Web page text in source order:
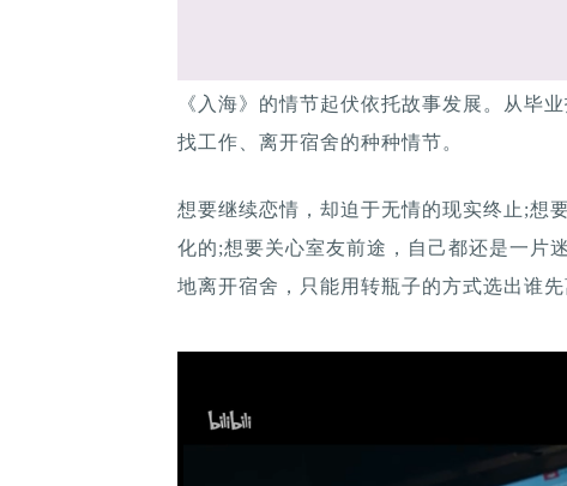
《入海》的情节起伏依托故事发展。从毕
找工作、离开宿舍的种种情节。
想要继续恋情，却迫于无情的现实终止;想
化的;想要关心室友前途，自己都还是一片
地离开宿舍，只能用转瓶子的方式选出谁